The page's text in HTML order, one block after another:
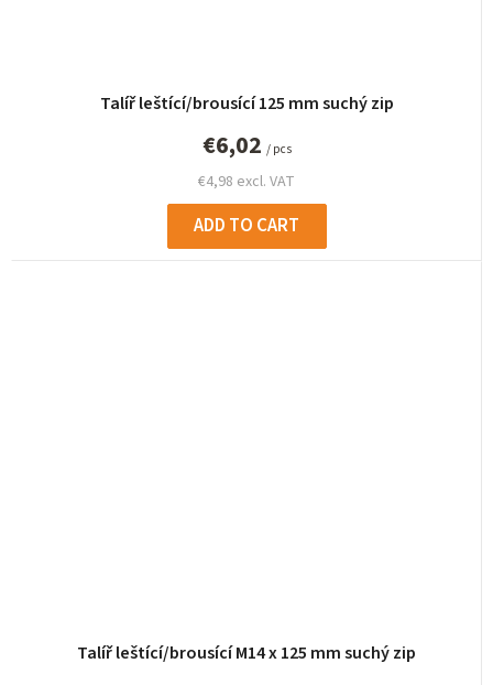
Talíř leštící/brousící 125 mm suchý zip
€4,98 excl. VAT
€6,02 / pcs
ADD TO CART
Talíř leštící/brousící M14 x 125 mm suchý zip